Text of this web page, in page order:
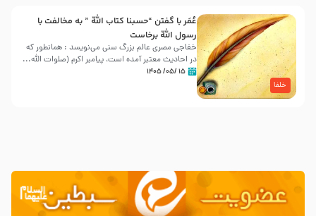
خلفا
عُمَر با گفتن “حسبنا كتاب اللّه ” به مخالفت با
رسول اللّه برخاست
خفاجی مصری عالم بزرگ سنی می‌نویسد : همانطور که
در احادیث معتبر آمده است، پیامبر اکرم (صلوات اللّه...
۱۵ /۰۵/ ۱۴۰۵